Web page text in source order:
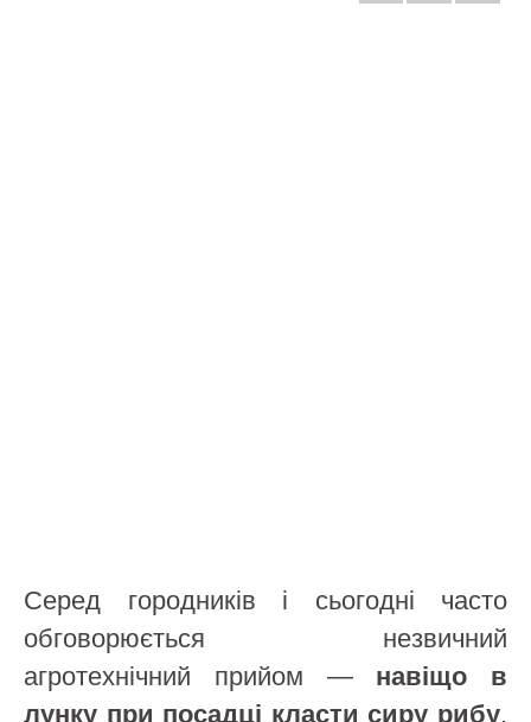
Серед городників і сьогодні часто
обговорюється незвичний
агротехнічний прийом — навіщо в
лунку при посадці класти сиру рибу.